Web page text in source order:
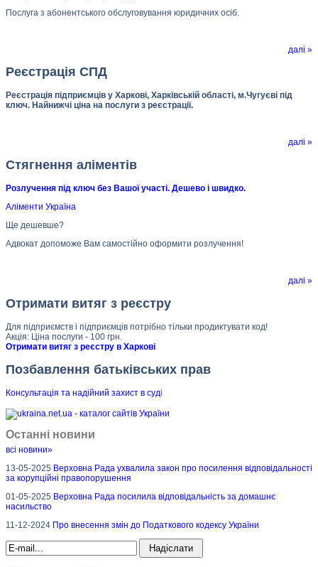
Послуга з абонентського обслуговування юридичних осіб.
далі »
Реєстрація СПД
Реєстрація підприємців у Харкові, Харківській області, м.Чугуєві під
ключ. Найнижчі ціна на послуги з реєстрації.
далі »
Стягнення аліментів
Розлучення під ключ без Вашої участі. Дешево і швидко.
Аліменти Україна
Ще дешевше?
Адвокат допоможе Вам самостійно оформити розлучення!
далі »
Отримати витяг з реєстру
Для підприємств і підприємців потрібно тільки продиктувати код!
Акція: Ціна послуги - 100 грн.
Отримати витяг з реєстру в Харкові
Позбавлення батьківських прав
Консультація та надійний захист в суді
Останні новини
всі новини»
13-05-2025 Верховна Рада ухвалила закон про посилення відповідальності
за корупційні правопорушення
01-05-2025 Верховна Рада посилила відповідальність за домашнє
насильство
11-12-2024 Про внесення змін до Податкового кодексу України